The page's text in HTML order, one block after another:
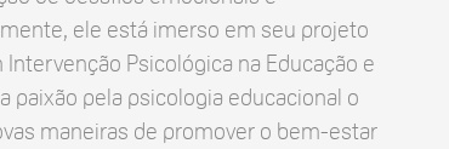
ele está imerso em seu projeto
Psicológica na Educação e
paixão pela psicologia educacional o
maneiras de promover o bem-estar